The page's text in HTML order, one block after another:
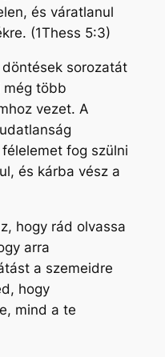
és váratlanul
(1Thess 5:3)
sorozatát
még több
vezet. A
fog szülni
és kárba vész a
hogy rád olvassa
arra
a szemeidre
hogy
mind a te